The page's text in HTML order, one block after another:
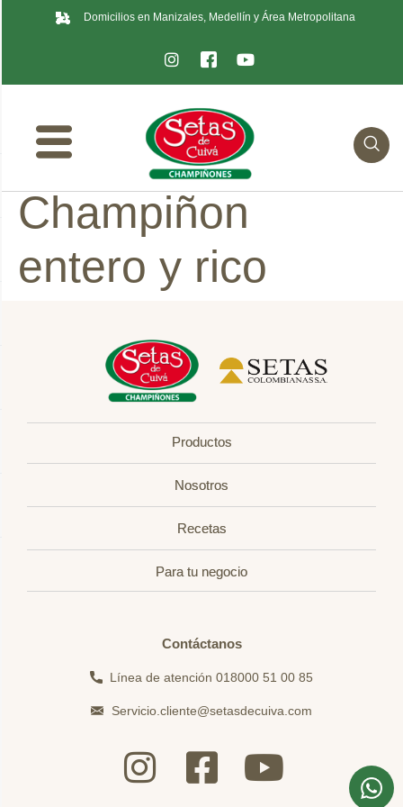
Domicilios en Manizales, Medellín y Área Metropolitana
Champiñon
entero y rico
Productos
Nosotros
Recetas
Para tu negocio
Contáctanos
Línea de atención 018000 51 00 85
Servicio.cliente@setasdecuiva.com